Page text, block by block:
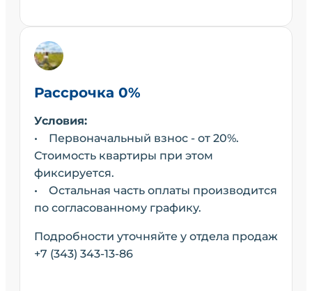
Рассрочка 0%
Условия:
• Первоначальный взнос - от 20%.
Стоимость квартиры при этом
фиксируется.
• Остальная часть оплаты производится
по согласованному графику.
Подробности уточняйте у отдела продаж
+7 (343) 343-13-86